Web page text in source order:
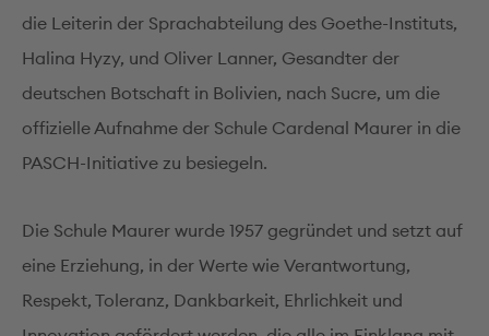
die Leiterin der Sprachabteilung des Goethe-Instituts,
Halina Hyzy, und Oliver Lanner, Gesandter der
deutschen Botschaft in Bolivien, nach Sucre, um die
offizielle Aufnahme der Schule Cardenal Maurer in die
PASCH-Initiative zu besiegeln.
Die Schule Maurer wurde 1957 gegründet und setzt auf
eine Erziehung, in der Werte wie Verantwortung,
Respekt, Toleranz, Dankbarkeit, Ehrlichkeit und